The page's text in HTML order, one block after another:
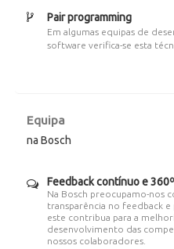
Pair programming
Em algumas equipas de
software verifica-se esta
Equipa
na Bosch
Feedback contínuo e 360º
Na Bosch preocupamo-nos
transparência no feedback
este contribua para a
desenvolvimento das
nossos colaboradores.